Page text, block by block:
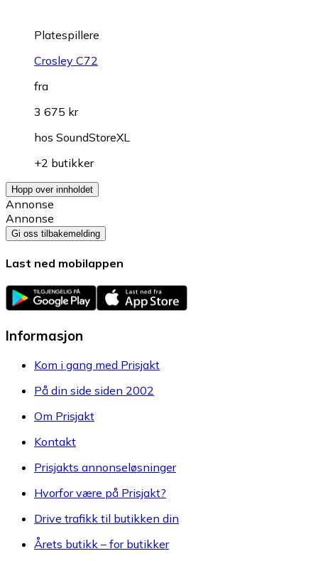
Platespillere
Crosley C72
fra
3 675 kr
hos SoundStoreXL
+2 butikker
Hopp over innholdet
Annonse
Annonse
Gi oss tilbakemelding
Last ned mobilappen
Informasjon
Kom i gang med Prisjakt
På din side siden 2002
Om Prisjakt
Kontakt
Prisjakts annonseløsninger
Hvorfor være på Prisjakt?
Drive trafikk til butikken din
Årets butikk – for butikker